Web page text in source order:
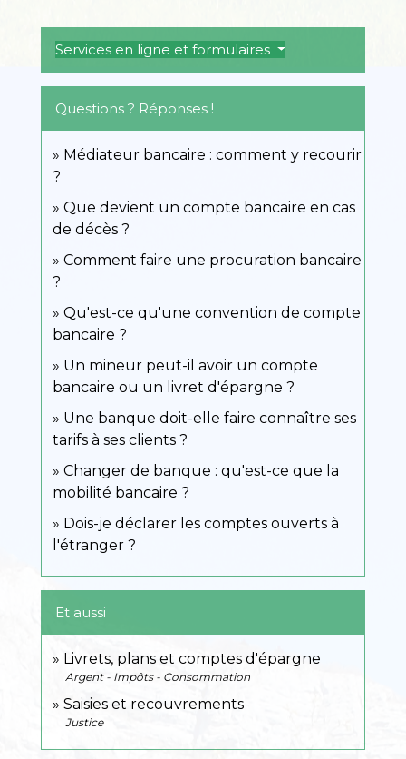
Services en ligne et formulaires
Questions ? Réponses !
Médiateur bancaire : comment y recourir
?
Que devient un compte bancaire en cas
de décès ?
Comment faire une procuration bancaire
?
Qu'est-ce qu'une convention de compte
bancaire ?
Un mineur peut-il avoir un compte
bancaire ou un livret d'épargne ?
Une banque doit-elle faire connaître ses
tarifs à ses clients ?
Changer de banque : qu'est-ce que la
mobilité bancaire ?
Dois-je déclarer les comptes ouverts à
l'étranger ?
Et aussi
Livrets, plans et comptes d'épargne
Argent - Impôts - Consommation
Saisies et recouvrements
Justice